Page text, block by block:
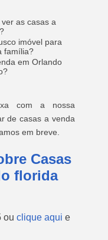
as casas a
imóvel para
família?
em Orlando
com a nossa
de casas a venda
em breve.
Casas
florida
ou clique aqui e